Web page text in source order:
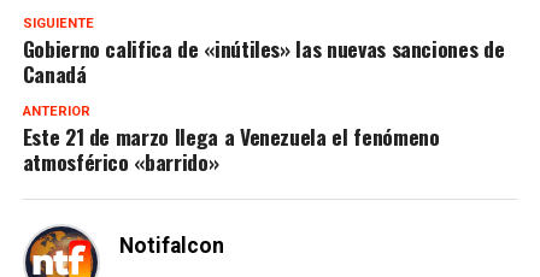
SIGUIENTE
Gobierno califica de «inútiles» las nuevas sanciones de
Canadá
ANTERIOR
Este 21 de marzo llega a Venezuela el fenómeno
atmosférico «barrido»
Notifalcon